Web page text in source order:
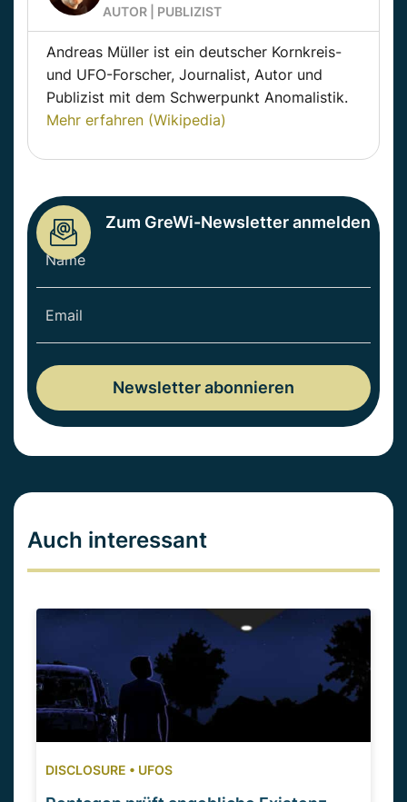
AUTOR | PUBLIZIST
Andreas Müller ist ein deutscher Kornkreis-
und UFO-Forscher, Journalist, Autor und
Publizist mit dem Schwerpunkt Anomalistik.
Mehr erfahren (Wikipedia)
Zum GreWi-Newsletter anmelden
Auch interessant
DISCLOSURE • UFOS